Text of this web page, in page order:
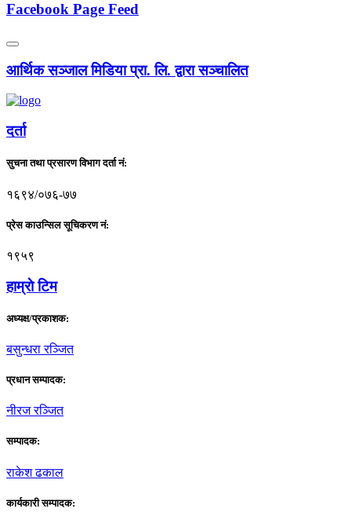
Facebook Page Feed
आर्थिक सञ्जाल मिडिया प्रा. लि. द्वारा सञ्चालित
दर्ता
सुचना तथा प्रसारण विभाग दर्ता नं:
१६९४/०७६-७७
प्रेस काउन्सिल सूचिकरण नं:
१९५९
हाम्राे टिम
अध्यक्ष/प्रकाशक:
बसुन्धरा रञ्जित
प्रधान सम्पादक:
नीरज रञ्जित
सम्पादक:
राकेश ढकाल
कार्यकारी सम्पादक: